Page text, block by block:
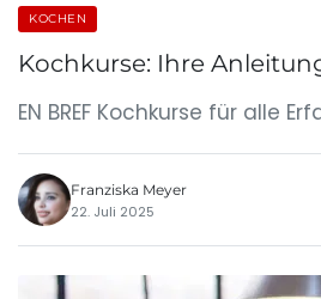
KOCHEN
Kochkurse: Ihre
EN BREF Kochkurse für alle
Franziska Meyer
22. Juli 2025